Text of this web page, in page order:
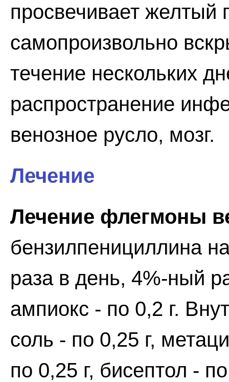
просвечивает желтый
самопроизвольно
течение нескольких
распространение
венозное русло, мозг.
Лечение
Лечение флегмоны
бензилпенициллина
раза в день, 4%-ный
ампиокс - по 0,2 г.
соль - по 0,25 г,
по 0,25 г, бисептол -